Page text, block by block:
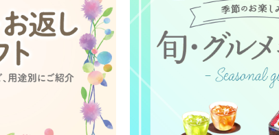
ご利用規程）について
合が運営しています。ご自身が加入されている生
稿については、利用約款の細則として規定されて
針について
合が運営しています。お預かりしている個人情報
もどづいて、コープ事業連合が適切に管理をおこ
表記について
合が運営しています。販売責任者は、それぞれご
のボタンをクリックしてご確認ください。